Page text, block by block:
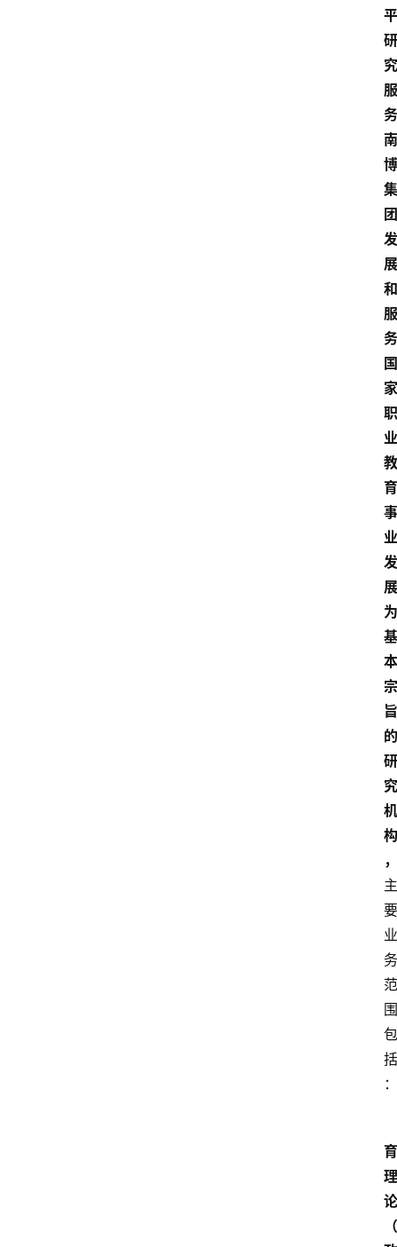
平
研
究
服
务
南
博
集
团
发
展
和
服
务
国
家
职
业
教
育
事
业
发
展
为
基
本
宗
旨
的
研
究
机
构
，
主
要
业
务
范
围
包
括
：
育
理
论
（